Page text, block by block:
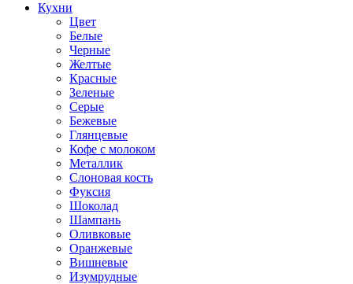
Кухни
Цвет
Белые
Черные
Желтые
Красные
Зеленые
Серые
Бежевые
Глянцевые
Кофе с молоком
Металлик
Слоновая кость
Фуксия
Шоколад
Шампань
Оливковые
Оранжевые
Вишневые
Изумрудные